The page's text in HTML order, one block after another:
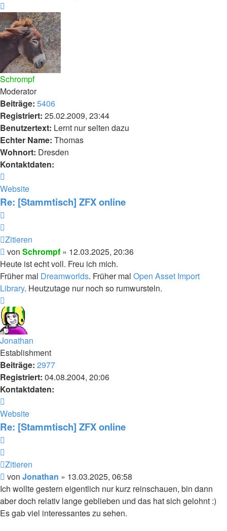
oben
Schrompf
Moderator
Beiträge: 5406
Registriert: 25.02.2009, 23:44
Benutzertext: Lernt nur selten dazu
Echter Name: Thomas
Wohnort: Dresden
Kontaktdaten:
von
Schrompf
Website
Re: [Stammtisch] ZFX online
Zitieren
Beitrag
von Schrompf » 12.03.2025, 20:36
Heute ist echt voll. Freu ich mich.
Früher mal Dreamworlds. Früher mal Open Asset Import
Library. Heutzutage nur noch so rumwursteln.
oben
Jonathan
Establishment
Beiträge: 2977
Registriert: 04.08.2004, 20:06
Kontaktdaten:
von
Jonathan
Website
Re: [Stammtisch] ZFX online
Zitieren
Beitrag
von Jonathan » 13.03.2025, 06:58
Ich wollte gestern eigentlich nur kurz reinschauen, bin dann
aber doch relativ lange geblieben und das hat sich gelohnt :)
Es gab viel interessantes zu sehen.